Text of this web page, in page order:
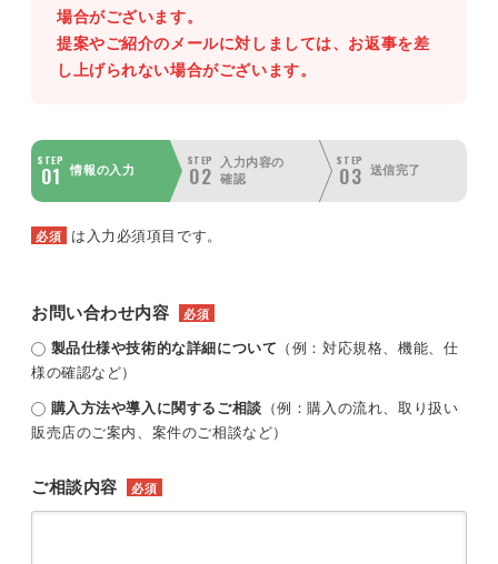
場合がございます。
提案やご紹介のメールに対しましては、お返事を差
し上げられない場合がございます。
STEP
01 情報の入力
STEP
02
入力内容の
確認
STEP
03 送信完了
必須 は入力必須項目です。
お問い合わせ内容 必須
製品仕様や技術的な詳細について （例：対応規格、機能、仕
様の確認など）
購入方法や導入に関するご相談 （例：購入の流れ、取り扱い
販売店のご案内、案件のご相談など）
ご相談内容 必須